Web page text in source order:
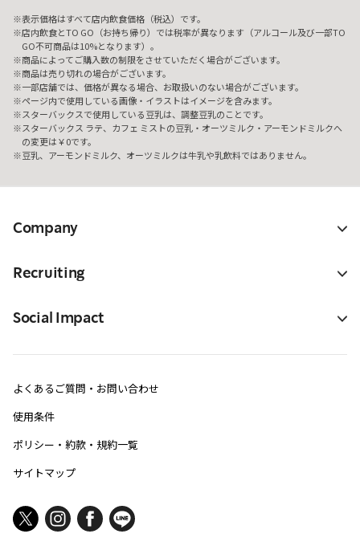
表示価格はすべて店内飲食価格（税込）です。
店内飲食とTO GO（お持ち帰り）では税率が異なります（アルコール及び一部TO
GO不可商品は10%となります）。
商品によってご購入数の制限をさせていただく場合がございます。
商品は売り切れの場合がございます。
一部店舗では、価格が異なる場合、お取扱いのない場合がございます。
ページ内で使用している画像・イラストはイメージを含みます。
スターバックスで使用している豆乳は、調整豆乳のことです。
スターバックス ラテ、カフェ ミストの豆乳・オーツミルク・アーモンドミルクへ
の変更は￥0です。
豆乳、アーモンドミルク、オーツミルクは牛乳や乳飲料ではありません。
Company
Recruiting
Social Impact
よくあるご質問・お問い合わせ
使用条件
ポリシー・約款・規約一覧
サイトマップ